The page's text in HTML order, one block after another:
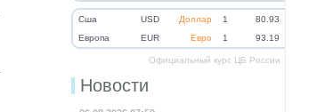
Cша USD Доллар 1
80.93
Eвропа
EUR Евро 1 93.19
Официальный курс ЦБ России
Новости